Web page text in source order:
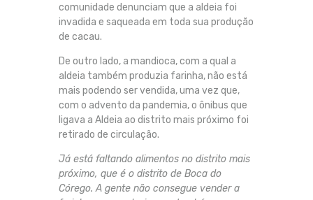
comunidade denunciam que a aldeia foi
invadida e saqueada em toda sua produção
de cacau.
De outro lado, a mandioca, com a qual a
aldeia também produzia farinha, não está
mais podendo ser vendida, uma vez que,
com o advento da pandemia, o ônibus que
ligava a Aldeia ao distrito mais próximo foi
retirado de circulação.
Já está faltando alimentos no distrito mais
próximo, que é o distrito de Boca do
Córego. A gente não consegue vender a